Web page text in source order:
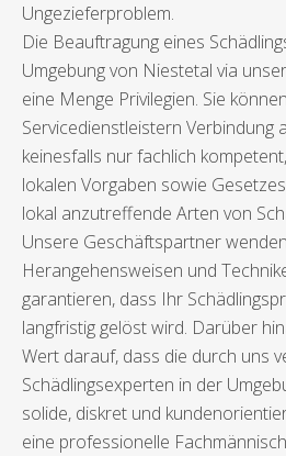
Ungezieferproblem.
Die Beauftragung eines
Umgebung von Niestetal via
eine Menge Privilegien. Sie
Servicedienstleistern Verbindung
keinesfalls nur fachlich
lokalen Vorgaben sowie
lokal anzutreffende Arten von
Unsere Geschäftspartner
Herangehensweisen und
garantieren, dass Ihr
langfristig gelöst wird. Darüber
Wert darauf, dass die durch uns
Schädlingsexperten in der
solide, diskret und
eine professionelle